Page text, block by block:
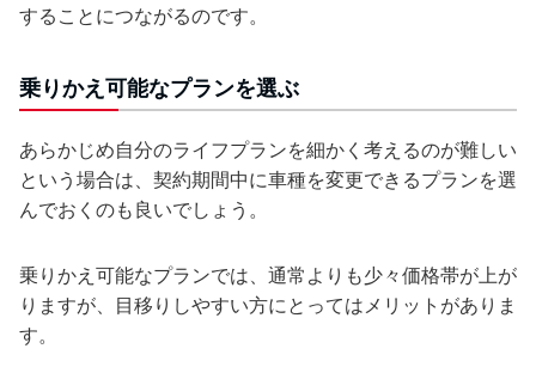
することにつながるのです。
乗りかえ可能なプランを選ぶ
あらかじめ自分のライフプランを細かく考えるのが難しい
という場合は、契約期間中に車種を変更できるプランを選
んでおくのも良いでしょう。
乗りかえ可能なプランでは、通常よりも少々価格帯が上が
りますが、目移りしやすい方にとってはメリットがありま
す。